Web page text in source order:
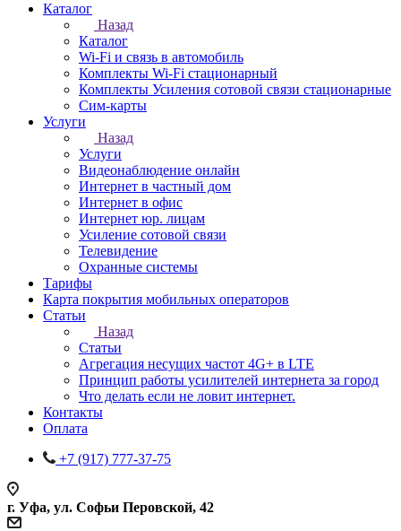
Каталог
Назад
Каталог
Wi-Fi и связь в автомобиль
Комплекты Wi-Fi стационарный
Комплекты Усиления сотовой связи стационарные
Сим-карты
Услуги
Назад
Услуги
Видеонаблюдение онлайн
Интернет в частный дом
Интернет в офис
Интернет юр. лицам
Усиление сотовой связи
Телевидение
Охранные системы
Тарифы
Карта покрытия мобильных операторов
Статьи
Назад
Статьи
Агрегация несущих частот 4G+ в LTE
Принцип работы усилителей интернета за город
Что делать если не ловит интернет.
Контакты
Оплата
+7 (917) 777-37-75
г. Уфа, ул. Софьи Перовской, 42